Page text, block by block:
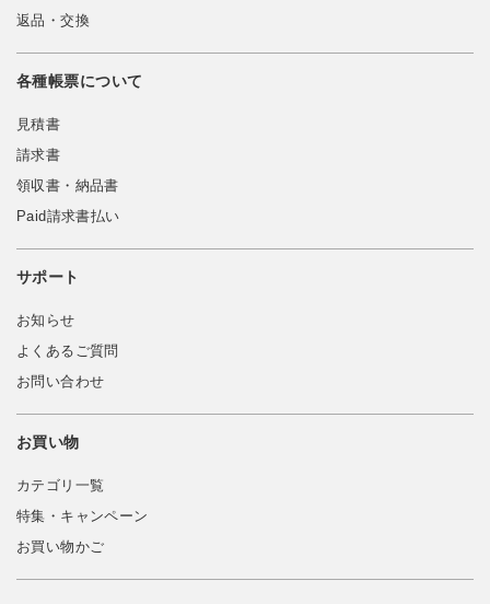
返品・交換
各種帳票について
見積書
請求書
領収書・納品書
Paid請求書払い
サポート
お知らせ
よくあるご質問
お問い合わせ
お買い物
カテゴリ一覧
特集・キャンペーン
お買い物かご